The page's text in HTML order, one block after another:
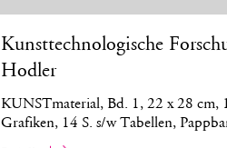
Kunsttechnologische
Hodler
KUNSTmaterial, Bd. 1, 22 x 28 cm,
Grafiken, 14 S. s/w Tabellen,